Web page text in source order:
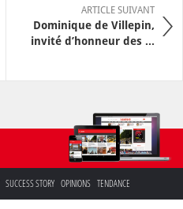
ARTICLE SUIVANT
Dominique de Villepin,
invité d’honneur des ...
SUCCESS STORY OPINIONS TENDANCE